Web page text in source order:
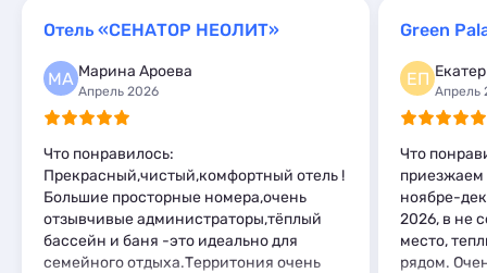
Комнаты 3
Апартаменты
Мини-отели 7
Пансионаты
Мини-отели 1
Комнаты 1
Отель «СЕНАТОР НЕОЛИТ»
МА Марина Ароева
Апрель 2026
Что понравилось:
Прекрасный,чистый,комфортный отель !
Большие просторные номера,очень
отзывчивые администраторы,тёплый
бассейн и баня -это идеально для
семейного отдыха.Территония очень
Green
ЕП
Апрель
Что
приезжаем
ноябре-
2026, в не
место,
рядом.